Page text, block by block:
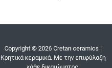
Copyright © 2026 Cretan ceramics |
Κρητικά κεραμικά. Με την επιφύλαξη